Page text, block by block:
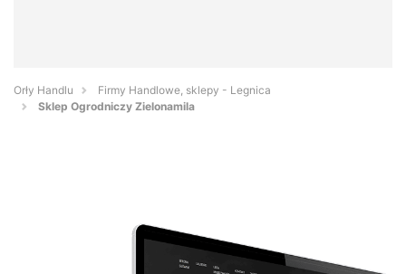
Orły Handlu
Firmy Handlowe, sklepy - Legnica
Sklep Ogrodniczy Zielonamila